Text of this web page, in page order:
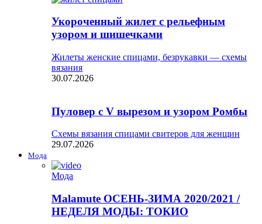
Укороченный жилет с рельефным
узором и шишечками
Жилеты женские спицами, безрукавки — схемы
вязания
30.07.2026
Пуловер с V вырезом и узором Ромбы
Схемы вязания спицами свитеров для женщин
29.07.2026
Мода
Мода
Malamute ОСЕНЬ-ЗИМА 2020/2021 /
НЕДЕЛЯ МОДЫ: ТОКИО